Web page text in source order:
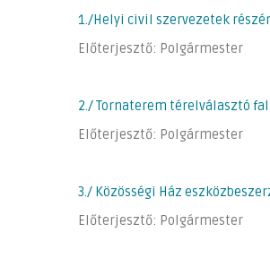
1./Helyi civil szervezetek
Előterjesztő: Polgármester
2./ Tornaterem térelválasztó fal
Előterjesztő: Polgármester
3./ Közösségi Ház
Előterjesztő: Polgármester